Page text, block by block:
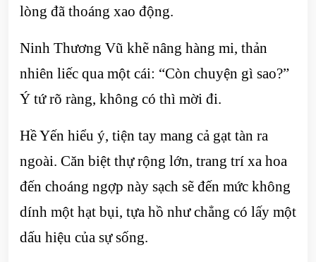
lòng đã thoáng xao động.
Ninh Thương Vũ khẽ nâng hàng mi, thản
nhiên liếc qua một cái: “Còn chuyện gì sao?”
Ý tứ rõ ràng, không có thì mời đi.
Hề Yến hiểu ý, tiện tay mang cả gạt tàn ra
ngoài. Căn biệt thự rộng lớn, trang trí xa hoa
đến choáng ngợp này sạch sẽ đến mức không
dính một hạt bụi, tựa hồ như chẳng có lấy một
dấu hiệu của sự sống.